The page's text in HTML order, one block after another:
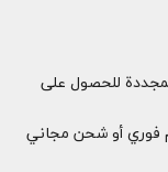
للحصول على
فوري أو شحن مجاني